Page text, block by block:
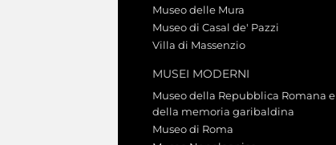
Museo delle Mura
Museo di Casal de' Pazzi
Villa di Massenzio
MUSEI MODERNI
Museo della Repubblica Romana e
della memoria garibaldina
Museo di Roma